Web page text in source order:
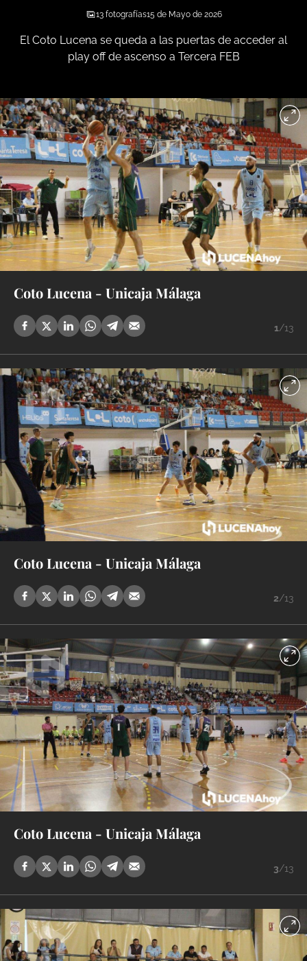
13 fotografías15 de Mayo de 2026
El Coto Lucena se queda a las puertas de acceder al
play off de ascenso a Tercera FEB
Coto Lucena - Unicaja Málaga
1/13
Coto Lucena - Unicaja Málaga
2/13
Coto Lucena - Unicaja Málaga
3/13